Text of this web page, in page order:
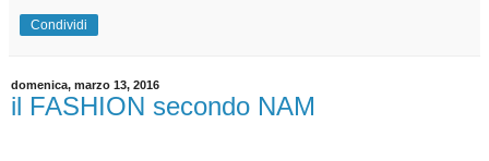
Condividi
domenica, marzo 13, 2016
il FASHION secondo NAM